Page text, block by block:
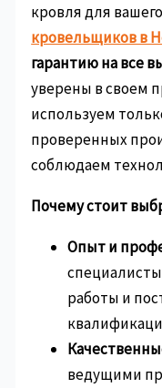
кровля для
кровельщиков в
гарантию на все
уверены в своем
используем
проверенных
соблюдаем
Почему стоит
Опыт и
работы и
ведущими